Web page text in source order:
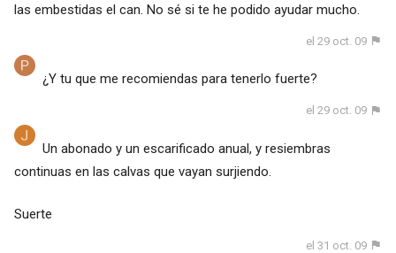
las embestidas el can. No sé si te he podido ayudar mucho.
el 29 oct. 09
¿Y tu que me recomiendas para tenerlo fuerte?
el 29 oct. 09
Un abonado y un escarificado anual, y resiembras
continuas en las calvas que vayan surjiendo.
Suerte
el 31 oct. 09